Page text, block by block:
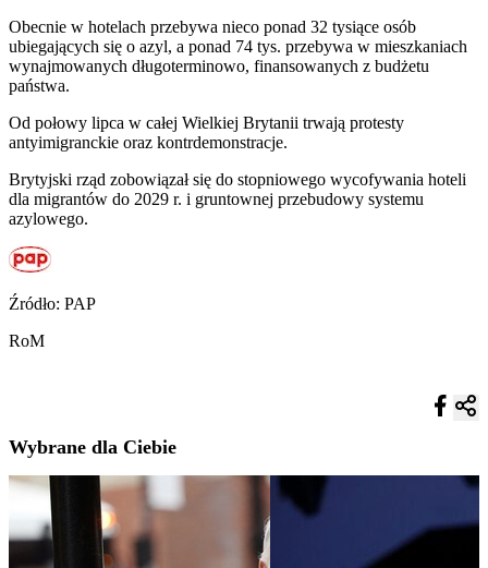
Obecnie w hotelach przebywa nieco ponad 32 tysiące osób
ubiegających się o azyl, a ponad 74 tys. przebywa w mieszkaniach
wynajmowanych długoterminowo, finansowanych z budżetu
państwa.
Od połowy lipca w całej Wielkiej Brytanii trwają protesty
antyimigranckie oraz kontrdemonstracje.
Brytyjski rząd zobowiązał się do stopniowego wycofywania hoteli
dla migrantów do 2029 r. i gruntownej przebudowy systemu
azylowego.
Źródło: PAP
RoM
Wybrane dla Ciebie